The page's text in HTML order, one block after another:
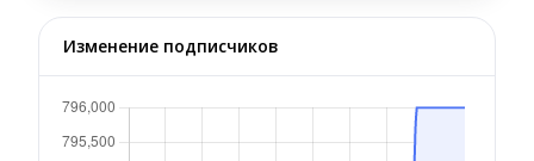
Изменение подписчиков